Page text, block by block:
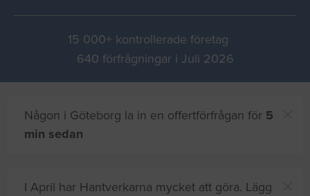
15 000+ kontrollerade företag
640 förfrågningar i Juli 2026
Någon i Göteborg la in en offertförfrågan för 5
min sedan
I April har Hantverkarna mycket att göra. Lägg